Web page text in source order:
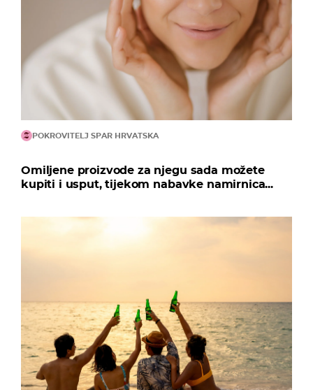
POKROVITELJ SPAR HRVATSKA
Omiljene proizvode za njegu sada možete
kupiti i usput, tijekom nabavke namirnica...